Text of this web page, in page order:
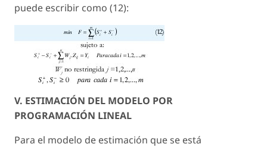
puede escribir como (12):
V. ESTIMACIÓN DEL MODELO POR
PROGRAMACIÓN LINEAL
Para el modelo de estimación que se está